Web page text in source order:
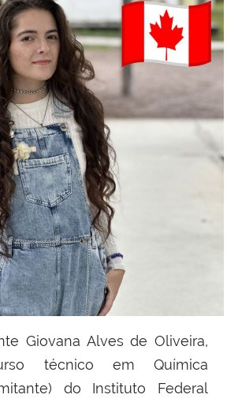
Giovana Alves de Oliveira,
técnico em Química
do Instituto Federal